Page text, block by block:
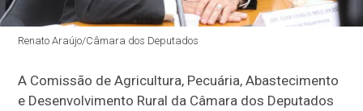
Renato Araújo/Câmara dos Deputados
A Comissão de Agricultura, Pecuária, Abastecimento
e Desenvolvimento Rural da Câmara dos Deputados